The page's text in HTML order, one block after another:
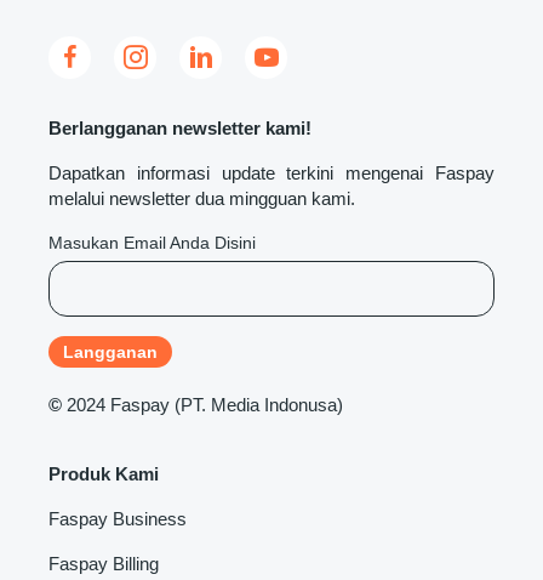
Berlangganan newsletter kami!
Dapatkan informasi update terkini mengenai Faspay
melalui newsletter dua mingguan kami.
Masukan Email Anda Disini
© 2024 Faspay (PT. Media Indonusa)
Produk Kami
Faspay Business
Faspay Billing